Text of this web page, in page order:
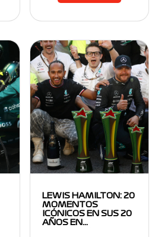
LEWIS HAMILTON: 20
MOMENTOS
ICÓNICOS EN SUS 20
AÑOS EN…